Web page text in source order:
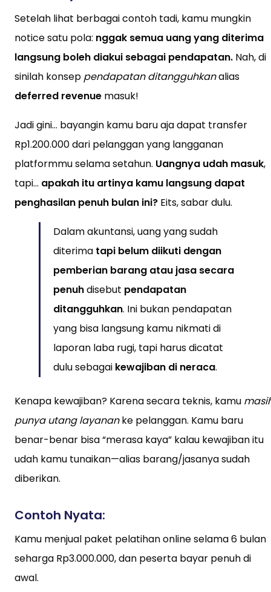
Setelah lihat berbagai contoh tadi, kamu mungkin
notice satu pola: nggak semua uang yang diterima
langsung boleh diakui sebagai pendapatan. Nah, di
sinilah konsep pendapatan ditangguhkanalias
deferred revenue masuk!
Jadi gini… bayangin kamu baru aja dapat transfer
Rp1.200.000 dari pelanggan yang langganan
platformmu selama setahun. Uangnya udah masuk,
tapi… apakah itu artinya kamu langsung dapat
penghasilan penuh bulan ini? Eits, sabar dulu.
Dalam akuntansi, uang yang sudah
diterima tapi belum diikuti dengan
pemberian barang atau jasa secara
penuhdisebut pendapatan
ditangguhkan. Ini bukan pendapatan
yang bisa langsung kamu nikmati di
laporan laba rugi, tapi harus dicatat
dulu sebagai kewajiban di neraca.
Kenapa kewajiban? Karena secara teknis, kamu
punya utang layananke pelanggan. Kamu baru
benar-benar bisa “merasa kaya” kalau kewajiban itu
udah kamu tunaikan—alias barang/jasanya sudah
diberikan.
Contoh Nyata:
Kamu menjual paket pelatihan online selama 6 bulan
seharga Rp3.000.000, dan peserta bayar penuh di
awal.